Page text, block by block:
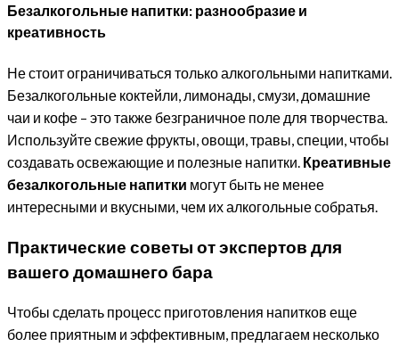
Безалкогольные напитки: разнообразие и
креативность
Не стоит ограничиваться только алкогольными напитками.
Безалкогольные коктейли, лимонады, смузи, домашние
чаи и кофе – это также безграничное поле для творчества.
Используйте свежие фрукты, овощи, травы, специи, чтобы
создавать освежающие и полезные напитки. Креативные
безалкогольные напитки могут быть не менее
интересными и вкусными, чем их алкогольные собратья.
Практические советы от экспертов для
вашего домашнего бара
Чтобы сделать процесс приготовления напитков еще
более приятным и эффективным, предлагаем несколько